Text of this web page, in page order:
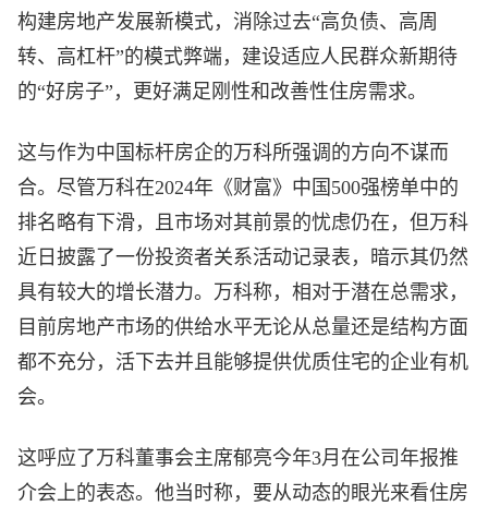
构建房地产发展新模式，消除过去“高负债、高周
转、高杠杆”的模式弊端，建设适应人民群众新期待
的“好房子”，更好满足刚性和改善性住房需求。
这与作为中国标杆房企的万科所强调的方向不谋而
合。尽管万科在2024年《财富》中国500强榜单中的
排名略有下滑，且市场对其前景的忧虑仍在，但万科
近日披露了一份投资者关系活动记录表，暗示其仍然
具有较大的增长潜力。万科称，相对于潜在总需求，
目前房地产市场的供给水平无论从总量还是结构方面
都不充分，活下去并且能够提供优质住宅的企业有机
会。
这呼应了万科董事会主席郁亮今年3月在公司年报推
介会上的表态。他当时称，要从动态的眼光来看住房